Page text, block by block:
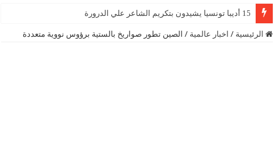
15 أديبا تونسيا يشيدون بتكريم الشاعر علي الدرورة
الرئيسية / اخبار عالمية / الصين تطور صواريخ بالستية برؤوس نووية متعددة